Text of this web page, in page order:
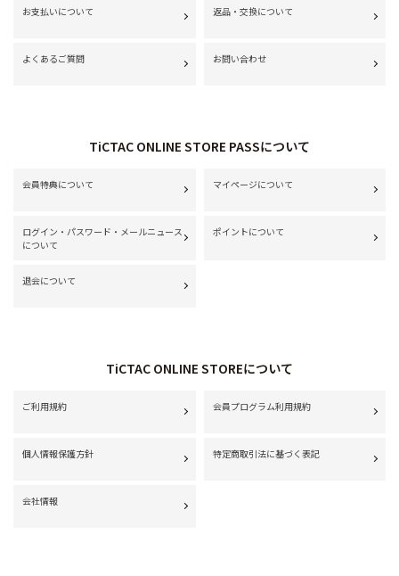
お支払いについて 返品・交換について
よくあるご質問 お問い合わせ
TiCTAC ONLINE STORE PASSについて
会員特典について マイページについて
ログイン・パスワード・メールニュース
について
ポイントについて
退会について
TiCTAC ONLINE STOREについて
ご利用規約 会員プログラム利用規約
個人情報保護方針 特定商取引法に基づく表記
会社情報